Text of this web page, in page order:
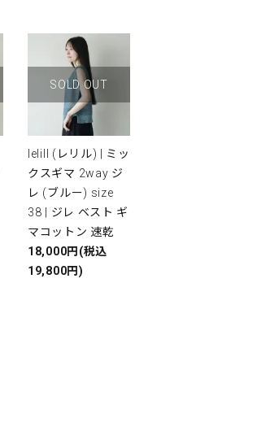
SOLD OUT
lelill (レリル) | ミッ
クスギマ 2way ジ
レ (ブルー) size
38 | ジレ ベスト ギ
マコットン 速乾
18,000円(税込
19,800円)